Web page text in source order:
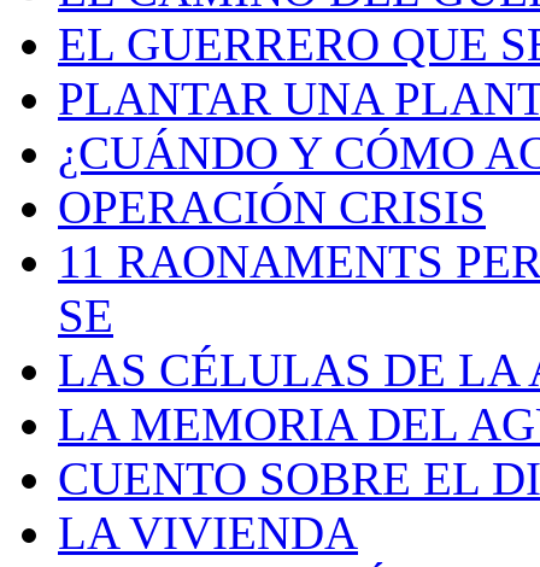
EL GUERRERO QUE
PLANTAR UNA
¿CUÁNDO Y CÓMO
OPERACIÓN CRISIS
11 RAONAMENTS
SE
LAS CÉLULAS DE LA
LA MEMORIA DEL
CUENTO SOBRE EL
LA VIVIENDA